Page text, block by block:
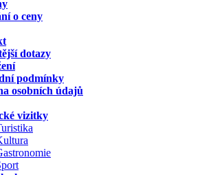
o ceny
dotazy
podmínky
osobních údajů
vizitky